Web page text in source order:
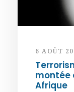
6 AOÛT
montée
Afrique